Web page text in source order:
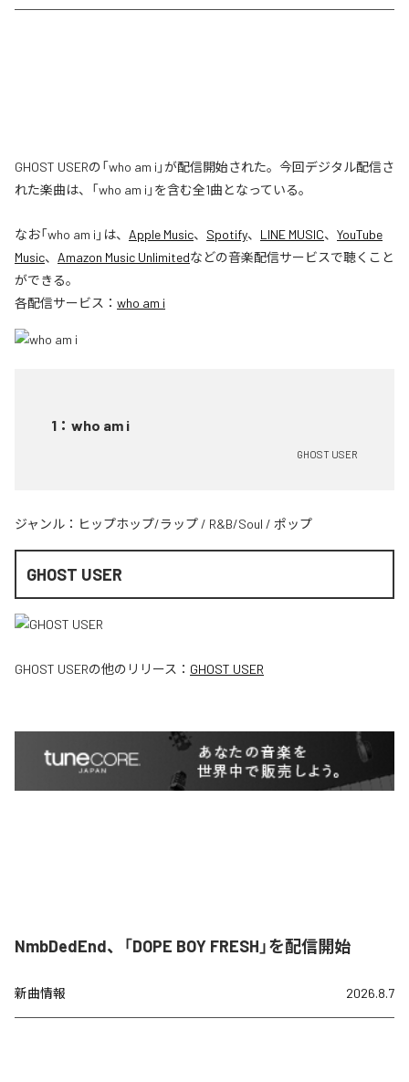
GHOST USERの「who am i」が配信開始された。今回デジタル配信さ
れた楽曲は、「who am i」を含む全1曲となっている。
なお「who am i 」は、 Apple Music、 Spotify、 LINE MUSIC、 YouTube
Music、 Amazon Music Unlimitedなどの音楽配信サービスで聴くこと
ができる。
各配信サービス： who am i
1 ： who am i
GHOST USER
ジャンル： ヒップホップ/ラップ / R&B/Soul / ポップ
GHOST USER
GHOST USERの他のリリース： GHOST USER
NmbDedEnd、「DOPE BOY FRESH」を配信開始
新曲情報 2026.8.7